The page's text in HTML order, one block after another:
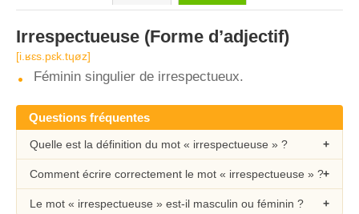
Irrespectueuse (Forme d’adjectif)
[i.ʁɛs.pɛk.tɥøz]
Féminin singulier de irrespectueux.
Questions fréquentes
Quelle est la définition du mot « irrespectueuse » ?
Comment écrire correctement le mot « irrespectueuse » ?
Le mot « irrespectueuse » est-il masculin ou féminin ?